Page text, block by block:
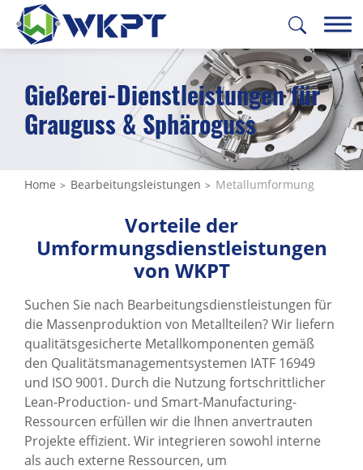
Gießerei-Dienstleistungen für
Grauguss & Sphäroguss
Home Bearbeitungsleistungen Metallumformung
Vorteile der
Umformungsdienstleistungen
von WKPT
Suchen Sie nach Bearbeitungsdienstleistungen für
die Massenproduktion von Metallteilen? Wir liefern
qualitätsgesicherte Metallkomponenten gemäß
den Qualitätsmanagementsystemen IATF 16949
und ISO 9001. Durch die Nutzung fortschrittlicher
Lean-Production- und Smart-Manufacturing-
Ressourcen erfüllen wir die Ihnen anvertrauten
Projekte effizient. Wir integrieren sowohl interne
als auch externe Ressourcen, um
繁體中文 English 日本語 Deutsch
INDUSTRIEBEREICHE
LÖSUNGSÜBERSICHT
All
CNC Bearbeitung
Metallumformung
Oberflächenbehandlung
FÄHIGKEITEN
ÜBER UNS
SUPPORT